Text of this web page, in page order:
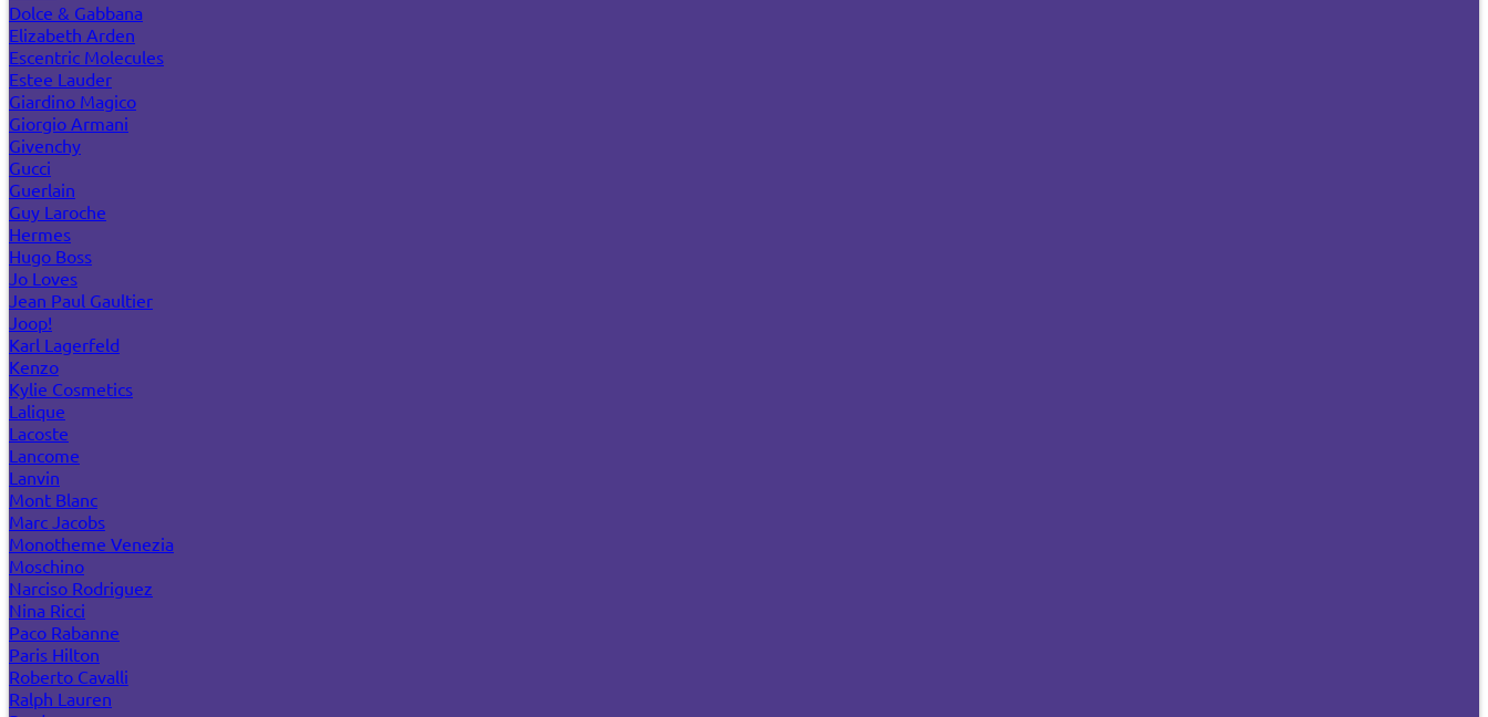
Dolce & Gabbana
Elizabeth Arden
Escentric Molecules
Estee Lauder
Giardino Magico
Giorgio Armani
Givenchy
Gucci
Guerlain
Guy Laroche
Hermes
Hugo Boss
Jo Loves
Jean Paul Gaultier
Joop!
Karl Lagerfeld
Kenzo
Kylie Cosmetics
Lalique
Lacoste
Lancome
Lanvin
Mont Blanc
Marc Jacobs
Monotheme Venezia
Moschino
Narciso Rodriguez
Nina Ricci
Paco Rabanne
Paris Hilton
Roberto Cavalli
Ralph Lauren